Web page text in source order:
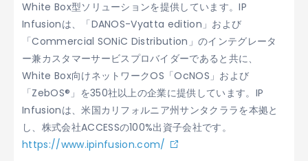
White Box型ソリューションを提供しています。IP
Infusionは、「DANOS-Vyatta edition」および
「Commercial SONiC Distribution」のインテグレータ
ー兼カスタマーサービスプロバイダーであると共に、
White Box向けネットワークOS「OcNOS」および
「ZebOS®」を350社以上の企業に提供しています。IP
Infusionは、米国カリフォルニア州サンタクララを本拠と
し、株式会社ACCESSの100%出資子会社です。
https://www.ipinfusion.com/